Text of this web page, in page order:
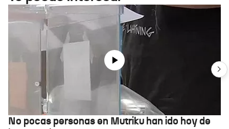
No pocas personas en Mutriku han ido hoy de